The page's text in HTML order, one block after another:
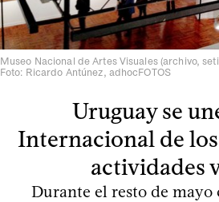
Museo Nacional de Artes Visuales (archivo,
Foto: Ricardo Antúnez, adhocFOTOS
Uruguay se
Internacional de
actividades
Durante el resto de